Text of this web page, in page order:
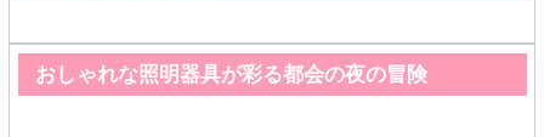
おしゃれな照明器具が彩る都会の夜の冒険